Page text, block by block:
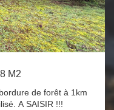
M2
de forêt à 1km
du centre ville et proche , non viabilisé. A SAISIR !!!